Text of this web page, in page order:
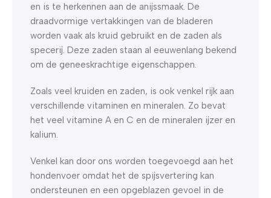
en is te herkennen aan de anijssmaak. De
draadvormige vertakkingen van de bladeren
worden vaak als kruid gebruikt en de zaden als
specerij. Deze zaden staan al eeuwenlang bekend
om de geneeskrachtige eigenschappen.
Zoals veel kruiden en zaden, is ook venkel rijk aan
verschillende vitaminen en mineralen. Zo bevat
het veel vitamine A en C en de mineralen ijzer en
kalium.
Venkel kan door ons worden toegevoegd aan het
hondenvoer omdat het de spijsvertering kan
ondersteunen en een opgeblazen gevoel in de